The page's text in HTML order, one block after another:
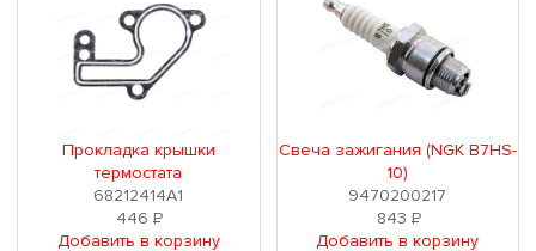
Прокладка крышки
термостата
68212414A1
446Р
Добавить в корзину
Свеча зажигания (NGK B7HS-
10)
9470200217
843 Р
Добавить в корзину